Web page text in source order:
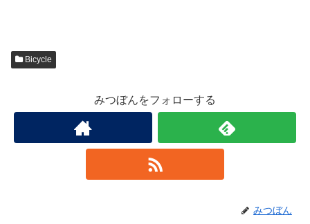
Bicycle
みつぼんをフォローする
みつぼん